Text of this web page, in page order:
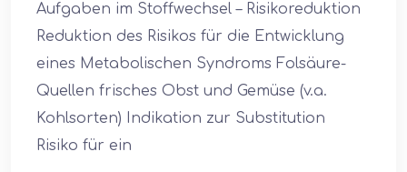
Aufgaben im Stoffwechsel – Risikoreduktion
Reduktion des Risikos für die Entwicklung
eines Metabolischen Syndroms Folsäure-
Quellen frisches Obst und Gemüse (v.a.
Kohlsorten) Indikation zur Substitution
Risiko für ein